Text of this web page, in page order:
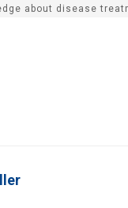
about disease